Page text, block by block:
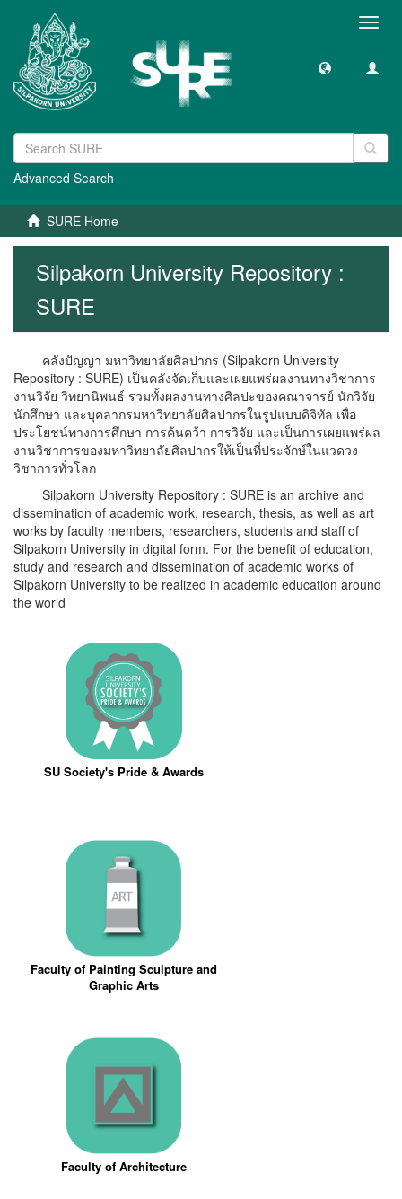
Advanced Search
SURE Home
Silpakorn University Repository :
SURE
คลังปัญญา มหาวิทยาลัยศิลปากร (Silpakorn University
Repository : SURE) เป็นคลังจัดเก็บและเผยแพร่ผลงานทางวิชาการ
งานวิจัย วิทยานิพนธ์ รวมทั้งผลงานทางศิลปะของคณาจารย์ นักวิจัย
นักศึกษา และบุคลากรมหาวิทยาลัยศิลปากรในรูปแบบดิจิทัล เพื่อ
ประโยชน์ทางการศึกษา การค้นคว้า การวิจัย และเป็นการเผยแพร่ผล
งานวิชาการของมหาวิทยาลัยศิลปากรให้เป็นที่ประจักษ์ในแวดวง
วิชาการทั่วโลก
Silpakorn University Repository : SURE is an archive and
dissemination of academic work, research, thesis, as well as art
works by faculty members, researchers, students and staff of
Silpakorn University in digital form. For the benefit of education,
study and research and dissemination of academic works of
Silpakorn University to be realized in academic education around
the world
SU Society's Pride & Awards
Faculty of Painting Sculpture and
Graphic Arts
Faculty of Architecture